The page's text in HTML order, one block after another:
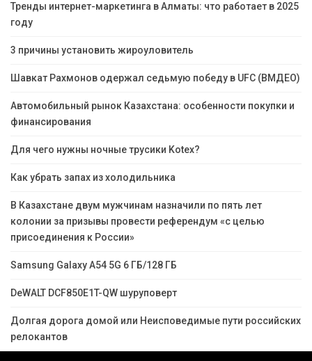
Тренды интернет-маркетинга в Алматы: что работает в 2025
году
3 причины установить жироуловитель
Шавкат Рахмонов одержал седьмую победу в UFC (ВМДЕО)
Автомобильный рынок Казахстана: особенности покупки и
финансирования
Для чего нужны ночные трусики Kotex?
Как убрать запах из холодильника
В Казахстане двум мужчинам назначили по пять лет
колонии за призывы провести референдум «с целью
присоединения к России»
Samsung Galaxy A54 5G 6 ГБ/128 ГБ
DeWALT DCF850E1T-QW шуруповерт
Долгая дорога домой или Неисповедимые пути российских
релокантов